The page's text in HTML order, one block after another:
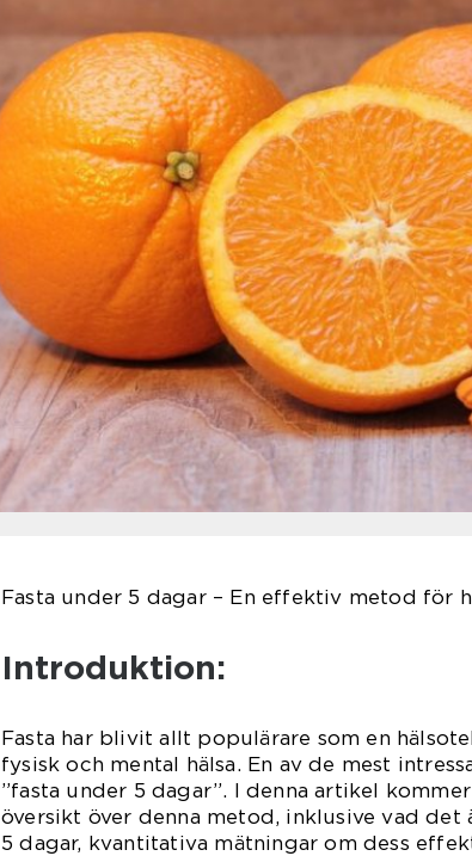
Fasta under 5 dagar – En effektiv metod för
Introduktion:
Fasta har blivit allt populärare som en
fysisk och mental hälsa. En av de mest
”fasta under 5 dagar”. I denna artikel
översikt över denna metod, inklusive vad det
5 dagar, kvantitativa mätningar om dess